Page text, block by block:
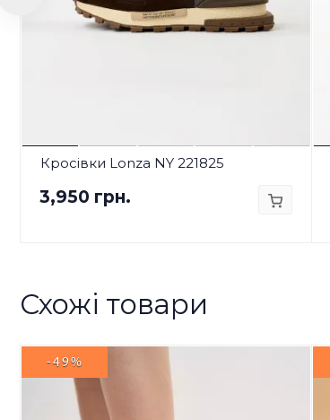
Кросівки Lonza NY 221825
3,950 грн.
Схожі товари
-49%